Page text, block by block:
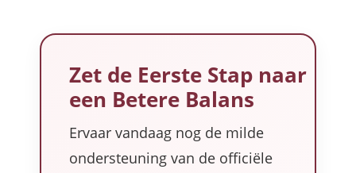
Zet de Eerste Stap naar
een Betere Balans
Ervaar vandaag nog de milde
ondersteuning van de officiële